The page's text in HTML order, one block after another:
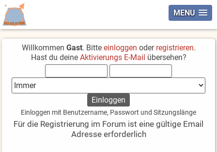
MENU
Willkommen Gast. Bitte einloggen oder registrieren.
Hast du deine Aktivierungs E-Mail übersehen?
Einloggen mit Benutzername, Passwort und Sitzungslänge
Für die Registrierung im Forum ist eine gültige Email
Adresse erforderlich